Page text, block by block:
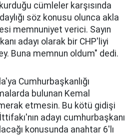
cümleler karşısında
söz konusu olunca akla
memnuniyet verici. Sayın
adayı olarak bir CHP'liyi
Buna memnun oldum" dedi.
Cumhurbaşkanlığı
bulunan Kemal
etmesin. Bu kötü gidişi
adayı cumhurbaşkanı
konusunda anahtar 6'lı